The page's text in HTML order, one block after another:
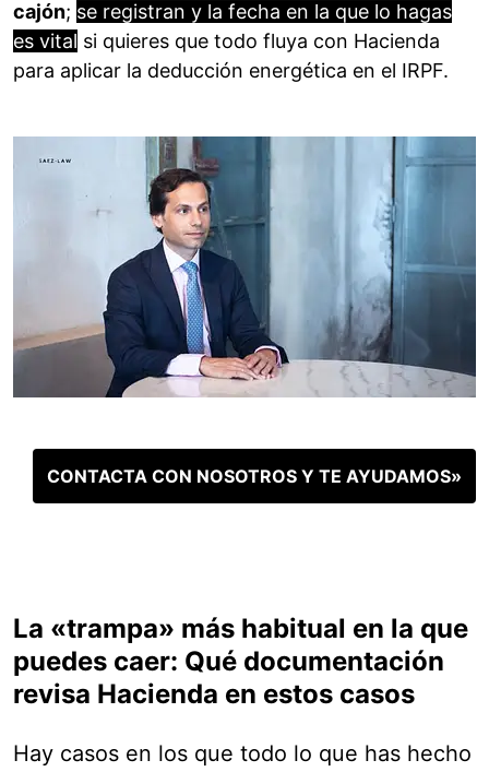
cajón; se registran y la fecha en la que lo hagas
es vital si quieres que todo fluya con Hacienda
para aplicar la deducción energética en el IRPF.
CONTACTA CON NOSOTROS Y TE AYUDAMOS»
La «trampa» más habitual en la que
puedes caer: Qué documentación
revisa Hacienda en estos casos
Hay casos en los que todo lo que has hecho